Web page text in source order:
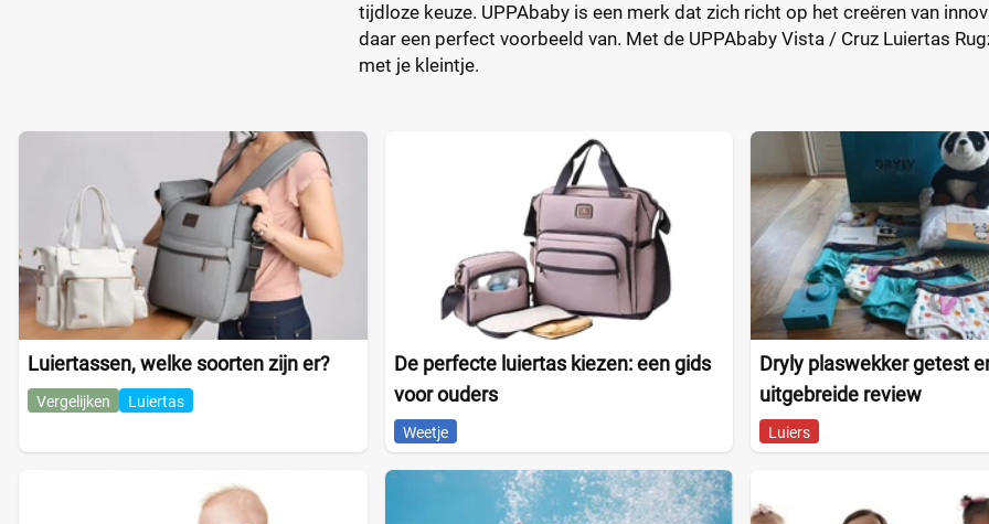
tijdloze keuze. UPPAbaby is een merk dat zich richt op het creëren van
daar een perfect voorbeeld van. Met de UPPAbaby Vista / Cruz Luiertas
met je kleintje.
Luiertassen, welke soorten zijn er?
Vergelijken Luiertas
De perfecte luiertas kiezen: een gids
voor ouders
Weetje
Dryly plaswekker getest
uitgebreide review
Luiers